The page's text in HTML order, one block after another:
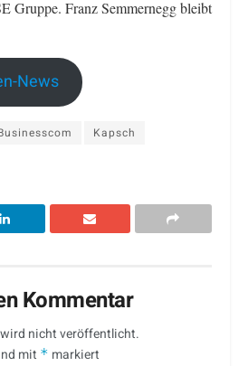
Gruppe. Franz Semmernegg bleibt
News
Kapsch
Kommentar
wird nicht veröffentlicht.
mit * markiert